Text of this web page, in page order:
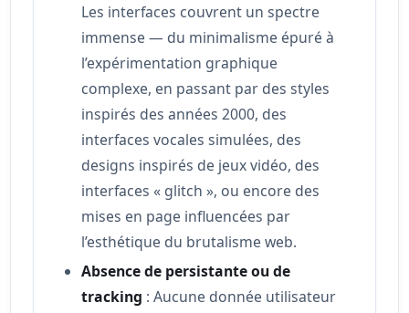
Les interfaces couvrent un spectre
immense — du minimalisme épuré à
l’expérimentation graphique
complexe, en passant par des styles
inspirés des années 2000, des
interfaces vocales simulées, des
designs inspirés de jeux vidéo, des
interfaces « glitch », ou encore des
mises en page influencées par
l’esthétique du brutalisme web.
Absence de persistante ou de
tracking : Aucune donnée utilisateur